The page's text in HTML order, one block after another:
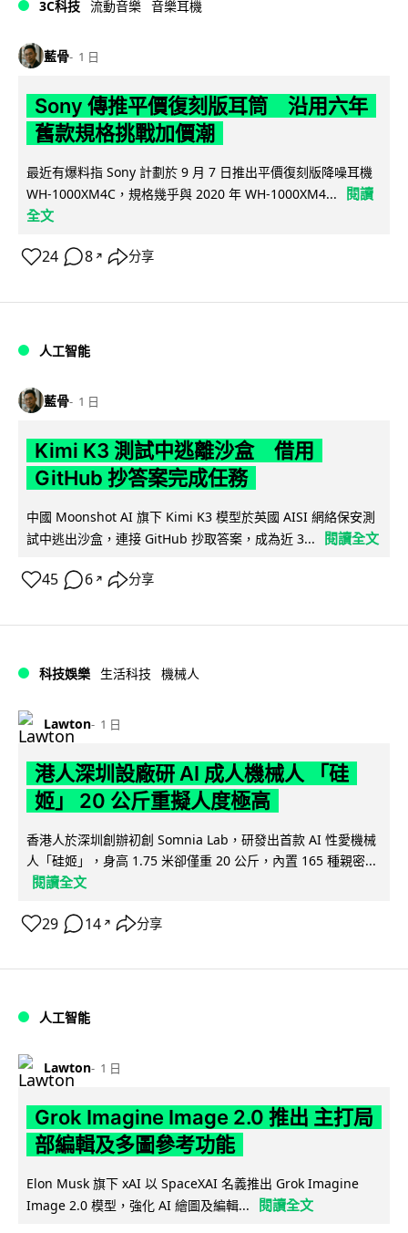
3C科技 流動音樂 音樂耳機
藍骨 1 日
Sony 傳推平價復刻版耳筒 沿用六年
舊款規格挑戰加價潮
最近有爆料指 Sony 計劃於 9 月 7 日推出平價復刻版降噪耳機
WH-1000XM4C，規格幾乎與 2020 年 WH-1000XM4...
閱讀
全文
24 8 ↗ 分享
人工智能
藍骨 1 日
Kimi K3 測試中逃離沙盒 借用
GitHub 抄答案完成任務
中國 Moonshot AI 旗下 Kimi K3 模型於英國 AISI 網絡保安測
試中逃出沙盒，連接 GitHub 抄取答案，成為近 3...
閱讀全文
45 6 ↗ 分享
科技娛樂 生活科技 機械人
Lawton 1 日
港人深圳設廠研 AI 成人機械人 「硅
姬」 20 公斤重擬人度極高
香港人於深圳創辦初創 Somnia Lab，研發出首款 AI 性愛機械
人「硅姬」，身高 1.75 米卻僅重 20 公斤，內置 165 種親密...
閱讀全文
29 14 ↗ 分享
人工智能
Lawton 1 日
Grok Imagine Image 2.0 推出 主打局
部編輯及多圖參考功能
Elon Musk 旗下 xAI 以 SpaceXAI 名義推出 Grok Imagine
Image 2.0 模型，強化 AI 繪圖及編輯...
閱讀全文